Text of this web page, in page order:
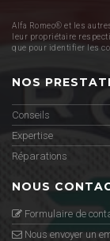
Alfa Romeo® et les
leur propriétaire
que pour identifier les
NOS
Conseils
Expertise
Réparations
NOUS
Formulaire de
Nous envoyer un